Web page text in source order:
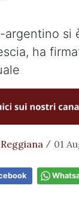
argentino si
ha
/ 01